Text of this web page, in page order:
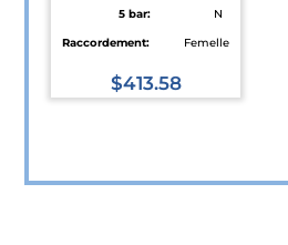
5 bar:
N
Raccordement:
Femelle
$413.58